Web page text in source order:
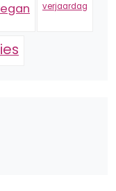
verjaardag